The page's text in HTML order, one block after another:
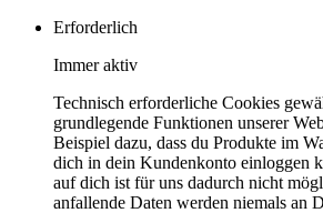
Erforderlich
Immer aktiv
Technisch erforderliche Cookies
grundlegende Funktionen unserer
Beispiel dazu, dass du Produkte im
dich in dein Kundenkonto einloggen
auf dich ist für uns dadurch nicht
anfallende Daten werden niemals an